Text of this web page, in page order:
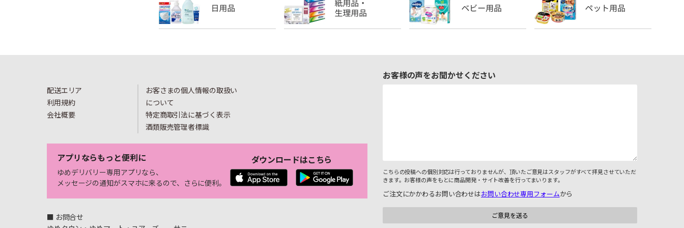
配送エリア
利用規約
会社概要
お客さまの個人情報の取扱い
について
特定商取引法に基づく表示
酒類販売管理者標識
アプリならもっと便利に
ゆめデリバリー専用アプリなら、
メッセージの通知がスマホに来るので、さらに便利。
ダウンロードはこちら
■ お問合せ
お客様の声をお聞かせください
こちらの投稿への個別対応は行っておりませんが、頂いたご意見はスタッフがすべて拝見させていただ
きます。お客様の声をもとに商品開発・サイト改善を行ってまいります。
ご注文にかかわるお問い合わせはお問い合わせ専用フォームから